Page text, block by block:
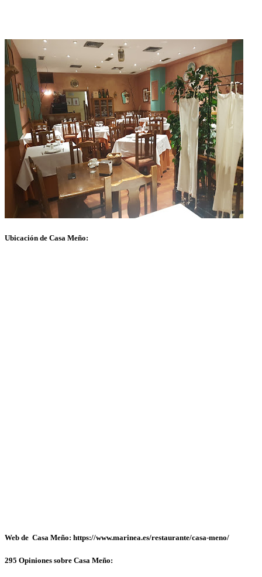
Ubicación de Casa Meño:
Web de Casa Meño: https://www.marinea.es/restaurante/casa-meno/
295 Opiniones sobre Casa Meño: